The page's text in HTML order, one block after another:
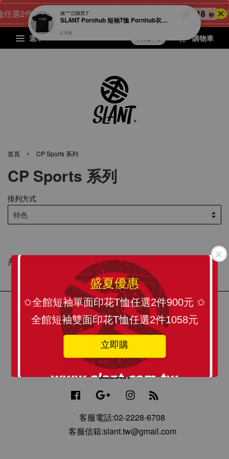
選2件900元 點我 立即購 18 秒 [8
盛夏優惠
✩全館短袖單面印花T恤任選2件900元 ✩
全館短袖雙面印花T恤任選2件1058元
立即購
選單 購物車
首頁 › CP Sports 系列
CP Sports 系列
排列方式
抱歉，該類別還未有任何商品。
聯絡我們/預約店取
實體門市/地圖
聯絡我們
關注我們
Facebook Google Instagram
客服電話:02-2228-6708
客服信箱:slant.tw@gmail.com
姚***已購買了
SLANT Pornhub 短袖T恤 Pornhub衣服 宅男專屬T恤 成人T恤 男人的T恤 很78的T恤 男人幫 限量出品
2 天前